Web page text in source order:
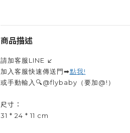
商品描述
請加客服LINE ↙️
加入客服快速傳送門➡點我!
或手動輸入🔍@flybaby（要加@!）
尺寸：
31 * 24 * 11 cm